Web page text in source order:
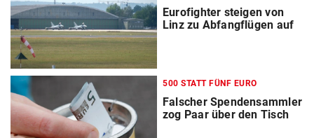
Eurofighter steigen von
Linz zu Abfangflügen auf
500 STATT FÜNF EURO
Falscher Spendensammler
zog Paar über den Tisch